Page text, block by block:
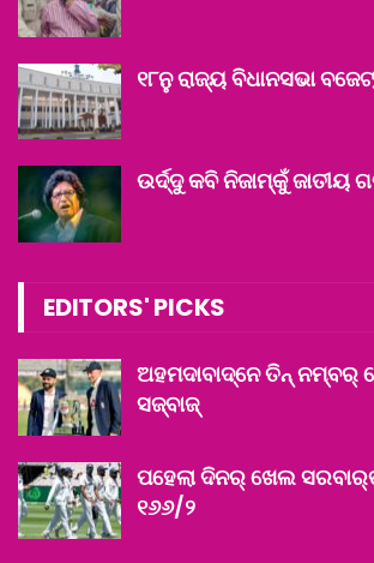
୧୮ନୁ ରାଜ୍ୟ ବିଧାନସଭା ବଜେଟ୍‌
ଉର୍ଦ୍ଦୁ କବି ନିଜାମ୍‌କୁଁ ଜାତୀୟ
EDITORS' PICKS
ଅହମଦାବାଦ୍‌ନେ ତିନ୍ ନମ୍ବର୍
ସଜ୍‌ବାଜ୍‌
ପହେଲା ଦିନର୍ ଖେଲ
୧୬୬/୨